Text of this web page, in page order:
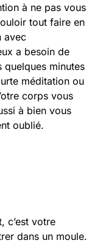
à ne pas vous
tout faire en
avec
a besoin de
minutes
méditation ou
corps vous
à bien vous
oublié.
c’est votre
dans un moule.